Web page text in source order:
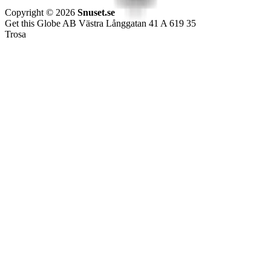
Copyright © 2026 Snuset.se
Get this Globe AB Västra Långgatan 41 A 619 35
Trosa